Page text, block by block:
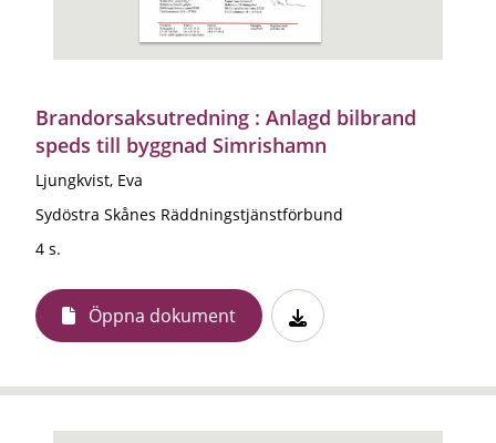
Brandorsaksutredning : Anlagd bilbrand
speds till byggnad Simrishamn
Ljungkvist, Eva
Sydöstra Skånes Räddningstjänstförbund
4 s.
Öppna dokument